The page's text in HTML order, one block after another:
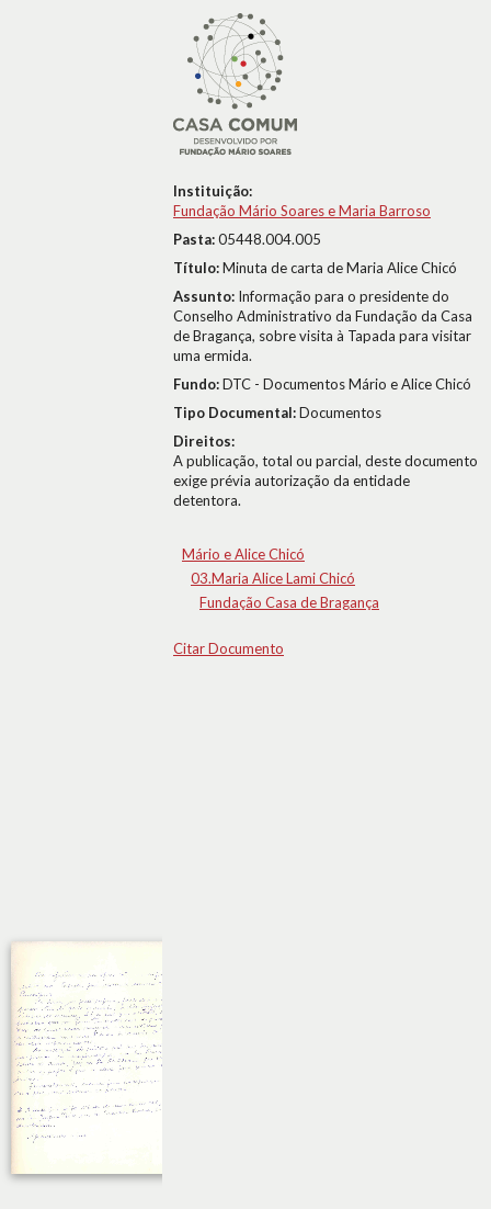
Instituição:
Fundação Mário Soares e Maria Barroso
Pasta:05448.004.005
Título:Minuta de carta de Maria Alice Chicó
Assunto: Informação para o presidente do
Conselho Administrativo da Fundação da Casa
de Bragança, sobre visita à Tapada para visitar
uma ermida.
Fundo:DTC - Documentos Mário e Alice Chicó
Tipo Documental:Documentos
Direitos:
A publicação, total ou parcial, deste documento
exige prévia autorização da entidade
detentora.
Mário e Alice Chicó
03.Maria Alice Lami Chicó
Fundação Casa de Bragança
Citar Documento